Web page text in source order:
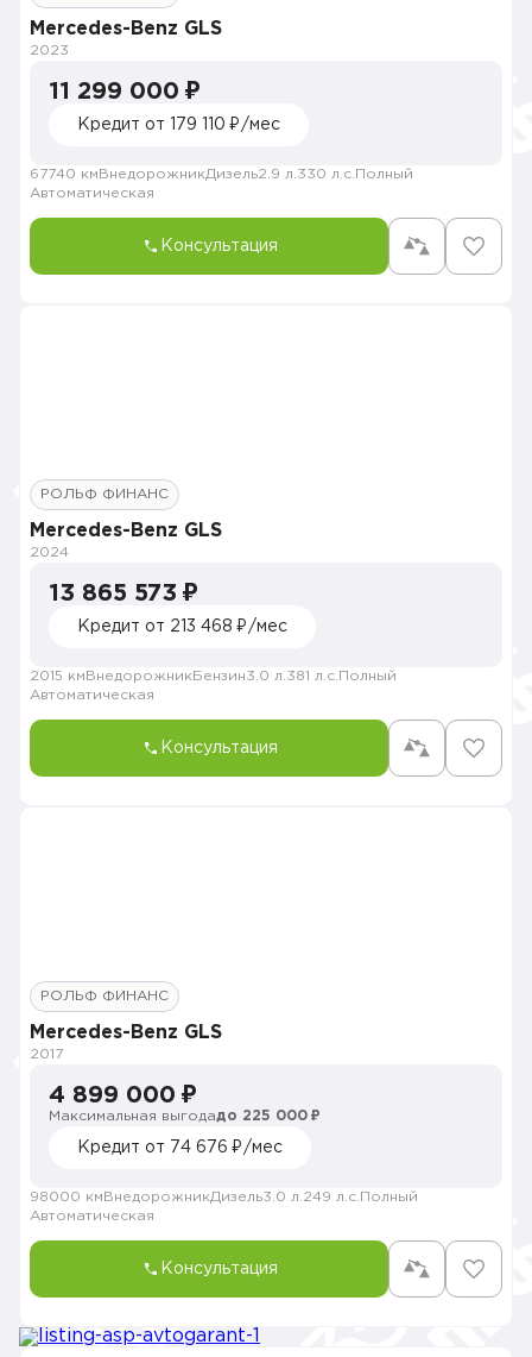
Mercedes-Benz GLS
2023
11 299 000 ₽
Кредит от 179 110 ₽/мес
67740 км ВнедорожникДизель2.9 л. 330 л.с. Полный
Автоматическая
Консультация
РОЛЬФ ФИНАНС
Mercedes-Benz GLS
2024
13 865 573 ₽
Кредит от 213 468 ₽/мес
2015 км Внедорожник Бензин3.0 л. 381 л.с. Полный
Автоматическая
Консультация
РОЛЬФ ФИНАНС
Mercedes-Benz GLS
2017
4 899 000 ₽
Максимальная выгодадо 225 000 ₽
Кредит от 74 676 ₽/мес
98000 км ВнедорожникДизель3.0 л. 249 л.с. Полный
Автоматическая
Консультация